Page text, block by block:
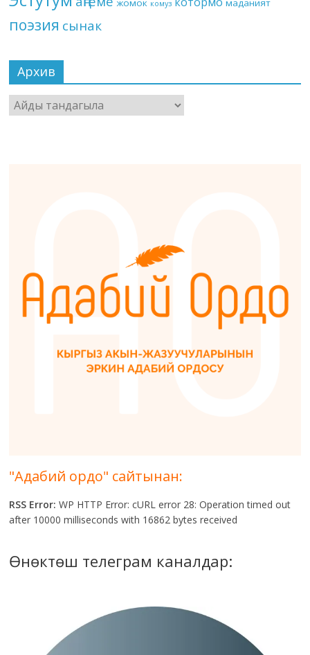
жомок комуз маданият
поэзия сынак
Архив
Архив
"Адабий ордо" сайтынан:
RSS Error: WP HTTP Error: cURL error 28: Operation timed out
after 10000 milliseconds with 16862 bytes received
Өнөктөш телеграм каналдар: